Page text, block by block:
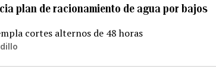
plan de racionamiento de agua por bajos
cortes alternos de 48 horas